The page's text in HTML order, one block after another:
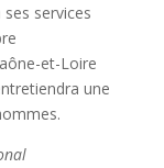
services
et-Loire
une